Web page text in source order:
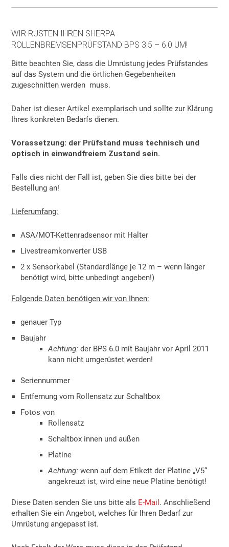
WIR RÜSTEN IHREN SHERPA
ROLLENBREMSENPRÜFSTAND BPS 3.5 – 6.0 UM!
Bitte beachten Sie, dass die Umrüstung jedes Prüfstandes
auf das System und die örtlichen Gegebenheiten
zugeschnitten werden muss.
Daher ist dieser Artikel exemplarisch und sollte zur Klärung
Ihres konkreten Bedarfs dienen.
Vorassetzung: der Prüfstand muss technisch und
optisch in einwandfreiem Zustand sein.
Falls dies nicht der Fall ist, geben Sie dies bitte bei der
Bestellung an!
Lieferumfang:
ASA/MOT-Kettenradsensor mit Halter
Livestreamkonverter USB
2 x Sensorkabel (Standardlänge je 12 m – wenn länger
benötigt wird, bitte unbedingt angeben!)
Folgende Daten benötigen wir von Ihnen:
genauer Typ
Baujahr
Achtung: der BPS 6.0 mit Baujahr vor April 2011
kann nicht umgerüstet werden!
Seriennummer
Entfernung vom Rollensatz zur Schaltbox
Fotos von
Rollensatz
Schaltbox innen und außen
Platine
Achtung:wenn auf dem Etikett der Platine „V5“
angekreuzt ist, wird eine neue Platine benötigt!
Diese Daten senden Sie uns bitte als E-Mail . Anschließend
erhalten Sie ein Angebot, welches für Ihren Bedarf zur
Umrüstung angepasst ist.